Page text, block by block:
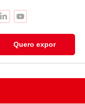
Quero expor